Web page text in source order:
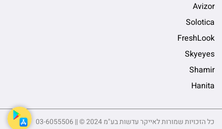
Avizor
Solotica
FreshLook
Skyeyes
Shamir
Hanita
כל הזכויות שמורות לאייקר עדשות בע"מ 2024 © || 03-6055506